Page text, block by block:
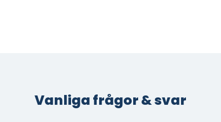
Vanliga frågor & svar